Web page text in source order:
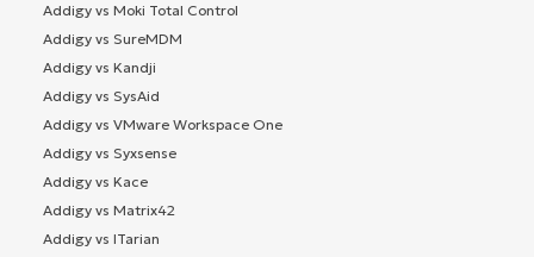
Addigy vs Moki Total Control
Addigy vs SureMDM
Addigy vs Kandji
Addigy vs SysAid
Addigy vs VMware Workspace One
Addigy vs Syxsense
Addigy vs Kace
Addigy vs Matrix42
Addigy vs ITarian